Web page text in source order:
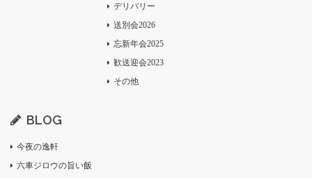
デリバリー
送別会2026
忘新年会2025
歓送迎会2023
その他
BLOG
今夜の逸軒
六車ジロウの旨い飯